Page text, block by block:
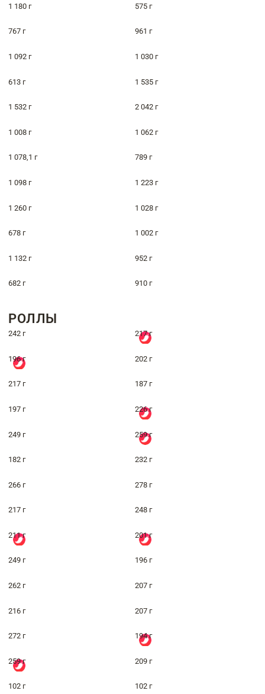
1 180 г 575 г
767 г 961 г
1 092 г 1 030 г
613 г 1 535 г
1 532 г 2 042 г
1 008 г 1 062 г
1 078,1 г 789 г
1 098 г 1 223 г
1 260 г 1 028 г
678 г 1 002 г
1 132 г 952 г
682 г 910 г
РОЛЛЫ
242 г 217 г
196 г 202 г
217 г 187 г
197 г 226 г
249 г 259 г
182 г 232 г
266 г 278 г
217 г 248 г
211 г 201 г
249 г 196 г
262 г 207 г
216 г 207 г
272 г 194 г
259 г 209 г
102 г 102 г